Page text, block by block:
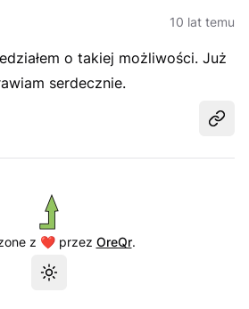
10 lat temu
o takiej możliwości. Już
serdecznie.
z ❤️ przez OreQr.
Przełącz motyw